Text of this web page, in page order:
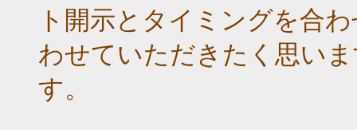
ト開示とタイミングを合
わせていただきたく思い
す。